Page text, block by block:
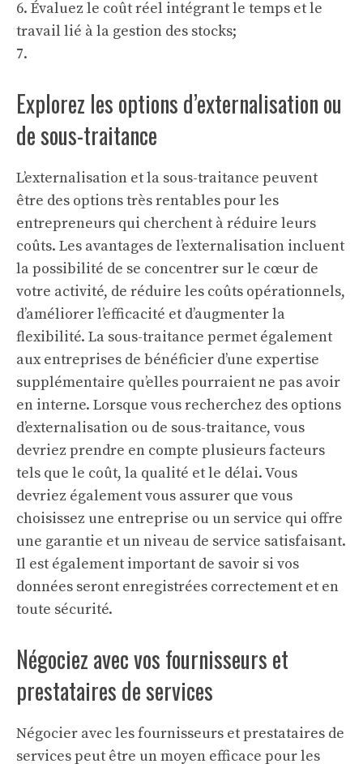
6. Évaluez le coût réel intégrant le temps et le
travail lié à la gestion des stocks;
7.
Explorez les options d’externalisation ou
de sous-traitance
L’externalisation et la sous-traitance peuvent
être des options très rentables pour les
entrepreneurs qui cherchent à réduire leurs
coûts. Les avantages de l’externalisation incluent
la possibilité de se concentrer sur le cœur de
votre activité, de réduire les coûts opérationnels,
d’améliorer l’efficacité et d’augmenter la
flexibilité. La sous-traitance permet également
aux entreprises de bénéficier d’une expertise
supplémentaire qu’elles pourraient ne pas avoir
en interne. Lorsque vous recherchez des options
d’externalisation ou de sous-traitance, vous
devriez prendre en compte plusieurs facteurs
tels que le coût, la qualité et le délai. Vous
devriez également vous assurer que vous
choisissez une entreprise ou un service qui offre
une garantie et un niveau de service satisfaisant.
Il est également important de savoir si vos
données seront enregistrées correctement et en
toute sécurité.
Négociez avec vos fournisseurs et
prestataires de services
Négocier avec les fournisseurs et prestataires de
services peut être un moyen efficace pour les